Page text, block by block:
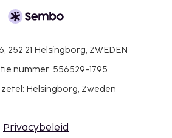
252 21 Helsingborg, ZWEDEN
nummer: 556529-1795
Helsingborg, Zweden
Privacybeleid